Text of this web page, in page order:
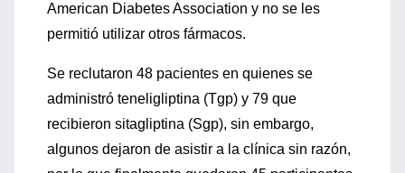
American Diabetes Association y no se les
permitió utilizar otros fármacos.
Se reclutaron 48 pacientes en quienes se
administró teneligliptina (Tgp) y 79 que
recibieron sitagliptina (Sgp), sin embargo,
algunos dejaron de asistir a la clínica sin razón,